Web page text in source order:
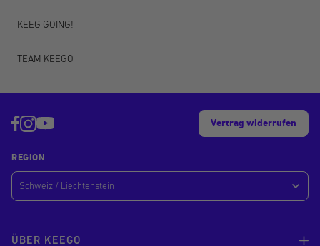
KEEG GOING!
TEAM KEEGO
ÜBER KEEGO
Vertrag widerrufen
REGION